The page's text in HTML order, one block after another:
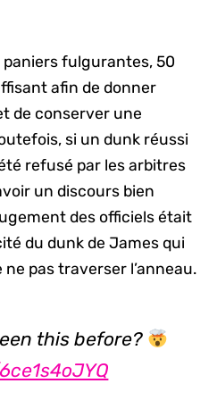
paniers fulgurantes, 50
afin de donner
de conserver une
si un dunk réussi
refusé par les arbitres
un discours bien
des officiels était
du dunk de James qui
pas traverser l’anneau.
this before?